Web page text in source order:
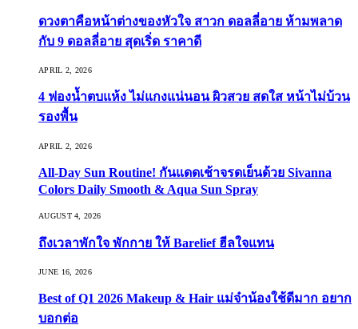
ดวงตาคือหน้าต่างของหัวใจ สาวก ดอลลี่อาย ห้ามพลาด
กับ 9 ดอลลี่อาย สุดเริ่ด ราคาดี
APRIL 2, 2026
4 ฟองน้ำตบแห้ง ไม่แกงแน่นอน ผิวสวย สดใส หน้าไม่บ้วน
รองพื้น
APRIL 2, 2026
All-Day Sun Routine! กันแดดเช้าจรดเย็นด้วย Sivanna
Colors Daily Smooth & Aqua Sun Spray
AUGUST 4, 2026
ถึงเวลาพักใจ พักกาย ให้ Barelief ฮีลใจแทน
JUNE 16, 2026
Best of Q1 2026 Makeup & Hair แม่จ๋าน้องใช้ดีมาก อยาก
บอกต่อ